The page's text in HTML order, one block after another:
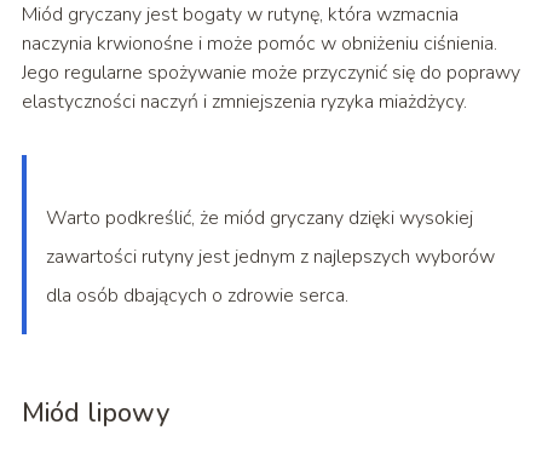
Miód gryczany jest bogaty w rutynę, która wzmacnia
naczynia krwionośne i może pomóc w obniżeniu ciśnienia.
Jego regularne spożywanie może przyczynić się do poprawy
elastyczności naczyń i zmniejszenia ryzyka miażdżycy.
Warto podkreślić, że miód gryczany dzięki wysokiej
zawartości rutyny jest jednym z najlepszych wyborów
dla osób dbających o zdrowie serca.
Miód lipowy